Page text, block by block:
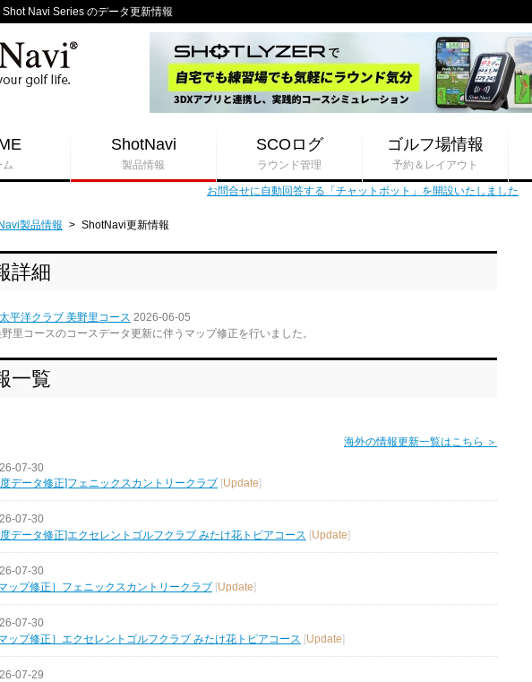
Navi Series のデータ更新情報
ム
ShotNavi
製品情報
SCOログ
ラウンド管理
ゴルフ場情報
予約＆レイアウト
お問合せに自動回答する「チャットボット」を開設いたしました
製品情報 > ShotNavi更新情報
詳細
平洋クラブ 美野里コース 2026-06-05
里コースのコースデータ更新に伴うマップ修正を行いました。
一覧
海外の情報更新一覧はこちら ＞
07-30
データ修正]フェニックスカントリークラブ [Update]
07-30
データ修正]エクセレントゴルフクラブ みたけ花トピアコース [Update]
07-30
マップ修正］フェニックスカントリークラブ [Update]
07-30
マップ修正］エクセレントゴルフクラブ みたけ花トピアコース [Update]
07-29